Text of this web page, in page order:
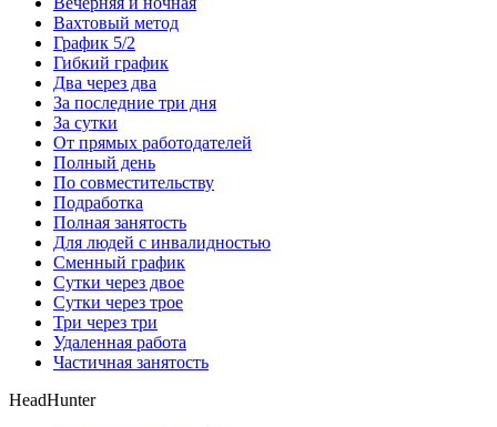
Вахтовый метод
График 5/2
Гибкий график
Два через два
За последние три дня
За сутки
От прямых работодателей
Полный день
По совместительству
Подработка
Полная занятость
Для людей с инвалидностью
Сменный график
Сутки через двое
Сутки через трое
Три через три
Удаленная работа
Частичная занятость
HeadHunter